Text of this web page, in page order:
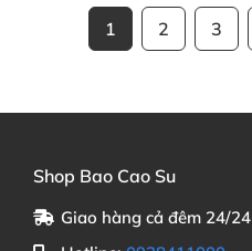
1 2 3
Shop Bao Cao Su
Giao hàng cả đêm 24/24